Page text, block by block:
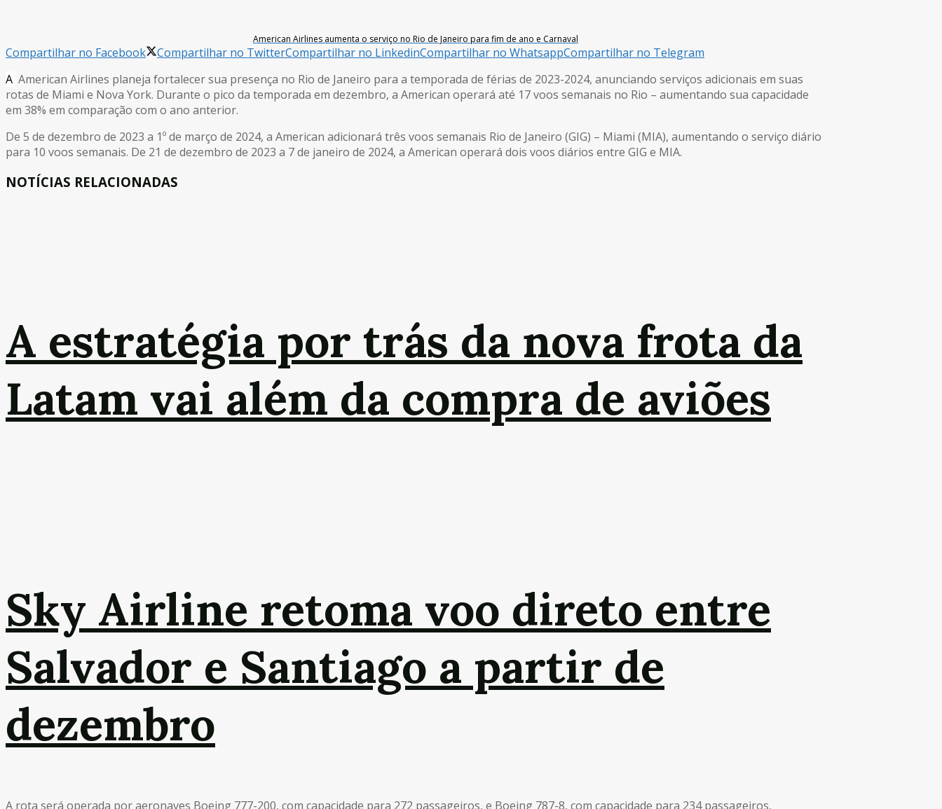
American Airlines aumenta o serviço no Rio de Janeiro para fim de ano e Carnaval
Compartilhar no Facebook Compartilhar no TwitterCompartilhar no LinkedinCompartilhar no WhatsappCompartilhar no Telegram
A American Airlines planeja fortalecer sua presença no Rio de Janeiro para a temporada de férias de 2023-2024, anunciando serviços adicionais em suas
rotas de Miami e Nova York. Durante o pico da temporada em dezembro, a American operará até 17 voos semanais no Rio – aumentando sua capacidade
em 38% em comparação com o ano anterior.
De 5 de dezembro de 2023 a 1º de março de 2024, a American adicionará três voos semanais Rio de Janeiro (GIG) – Miami (MIA), aumentando o serviço diário
para 10 voos semanais. De 21 de dezembro de 2023 a 7 de janeiro de 2024, a American operará dois voos diários entre GIG e MIA.
NOTÍCIAS RELACIONADAS
A estratégia por trás da nova frota da
Latam vai além da compra de aviões
Sky Airline retoma voo direto entre
Salvador e Santiago a partir de
dezembro
A rota será operada por aeronaves Boeing 777-200, com capacidade para 272 passageiros, e Boeing 787-8, com capacidade para 234 passageiros,